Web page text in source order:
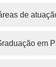
de
em